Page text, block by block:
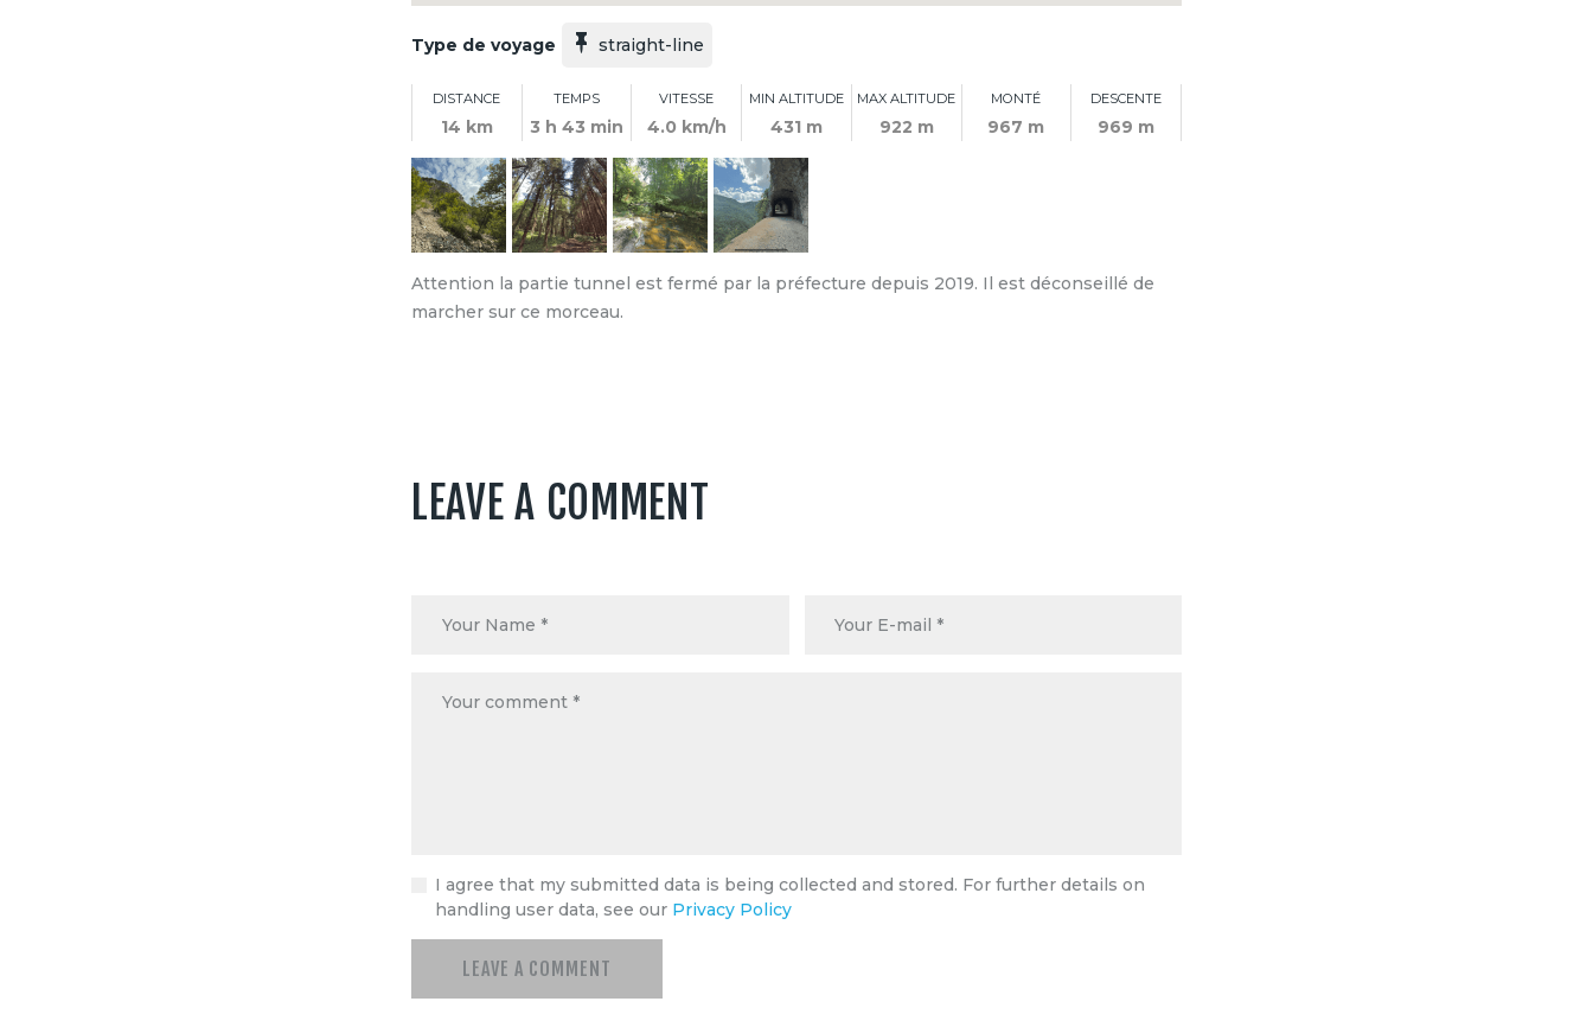
Type de voyage straight-line
DISTANCE
14 km
TEMPS
3 h 43 min
VITESSE
4.0 km/h
MIN ALTITUDE
431 m
MAX ALTITUDE
922 m
MONTÉ
967 m
DESCENTE
969 m
Attention la partie tunnel est fermé par la préfecture depuis 2019. Il est déconseillé de
marcher sur ce morceau.
LEAVE A COMMENT
I agree that my submitted data is being collected and stored. For further details on
handling user data, see our Privacy Policy